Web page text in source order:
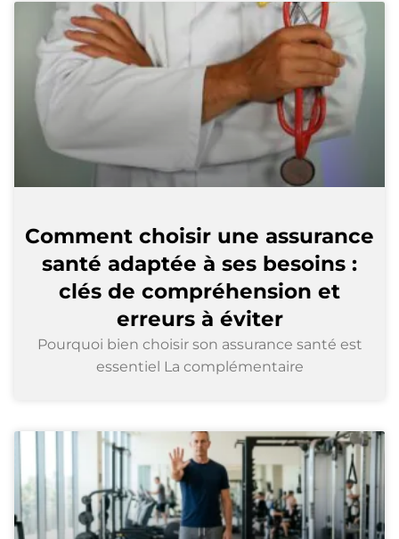
Comment choisir une assurance
santé adaptée à ses besoins :
clés de compréhension et
erreurs à éviter
Pourquoi bien choisir son assurance santé est
essentiel La complémentaire